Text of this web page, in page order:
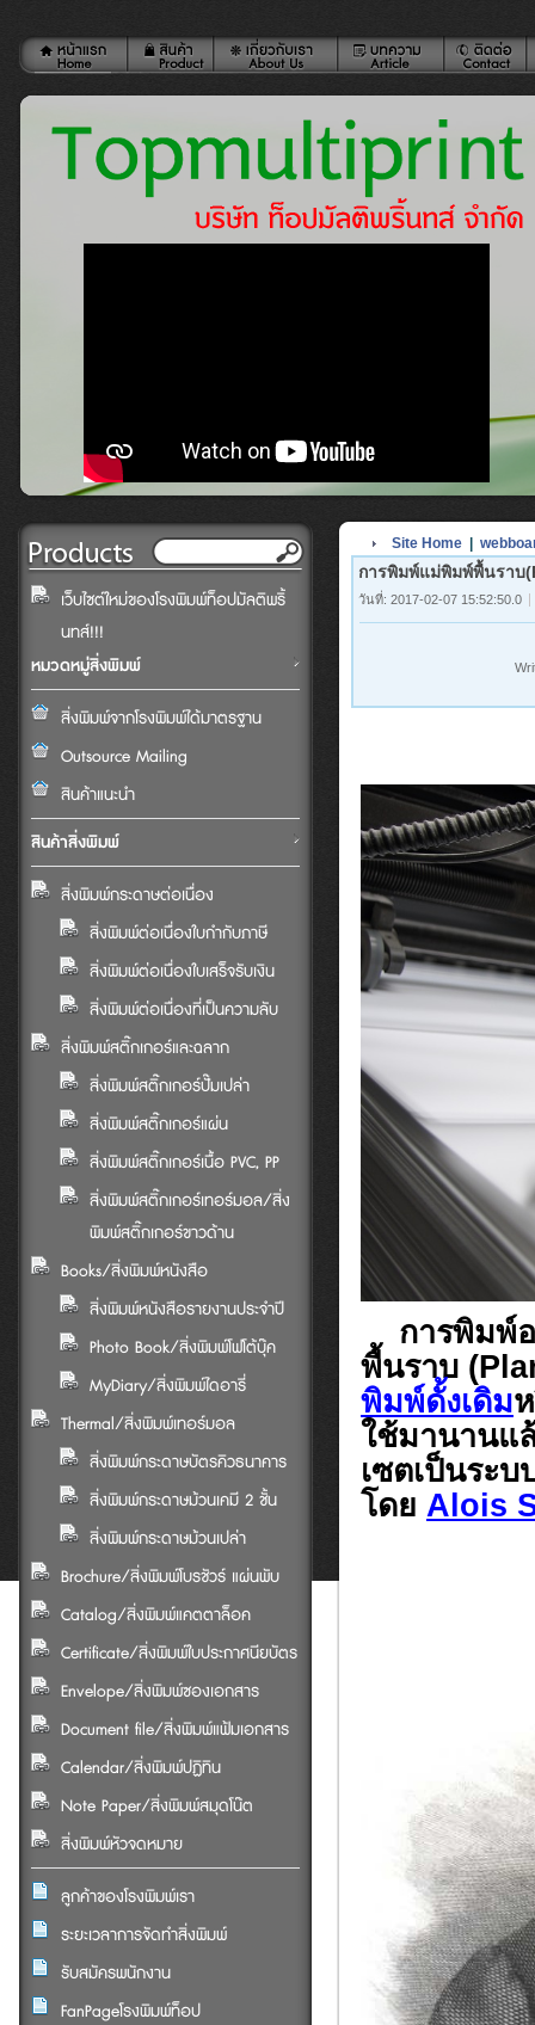
เว็บไซต์ใหม่ของโรงพิมพ์ท็อปมัลติพริ้
นทส์!!!
หมวดหมู่สิ่งพิมพ์
สิ่งพิมพ์จากโรงพิมพ์ได้มาตรฐาน
Outsource Mailing
สินค้าแนะนำ
สินค้าสิ่งพิมพ์
สิ่งพิมพ์กระดาษต่อเนื่อง
สิ่งพิมพ์ต่อเนื่องใบกำกับภาษี
สิ่งพิมพ์ต่อเนื่องใบเสร็จรับเงิน
สิ่งพิมพ์ต่อเนื่องที่เป็นความลับ
สิ่งพิมพ์สติ๊กเกอร์และฉลาก
สิ่งพิมพ์สติ๊กเกอร์ปั๊มเปล่า
สิ่งพิมพ์สติ๊กเกอร์แผ่น
สิ่งพิมพ์สติ๊กเกอร์เนื้อ PVC, PP
สิ่งพิมพ์สติ๊กเกอร์เทอร์มอล/สิ่ง
พิมพ์สติ๊กเกอร์ขาวด้าน
Books/สิ่งพิมพ์หนังสือ
สิ่งพิมพ์หนังสือรายงานประจำปี
Photo Book/สิ่งพิมพ์โฟโต้บุ๊ค
MyDiary/สิ่งพิมพ์ไดอารี่
Thermal/สิ่งพิมพ์เทอร์มอล
สิ่งพิมพ์กระดาษบัตรคิวธนาคาร
สิ่งพิมพ์กระดาษม้วนเคมี 2 ชั้น
สิ่งพิมพ์กระดาษม้วนเปล่า
Brochure/สิ่งพิมพ์โบรชัวร์ แผ่นพับ
Catalog/สิ่งพิมพ์แคตตาล็อค
Certificate/สิ่งพิมพ์ใบประกาศนียบัตร
Envelope/สิ่งพิมพ์ซองเอกสาร
Document file/สิ่งพิมพ์แฟ้มเอกสาร
Calendar/สิ่งพิมพ์ปฏิทิน
Note Paper/สิ่งพิมพ์สมุดโน๊ต
สิ่งพิมพ์หัวจดหมาย
ลูกค้าของโรงพิมพ์เรา
ระยะเวลาการจัดทำสิ่งพิมพ์
รับสมัครพนักงาน
FanPageโรงพิมพ์ท็อป
Site Home
การพิมพ์แม่พิมพ์พื้นราบ
วันที่: 2017-02-07 15:52:50.0
การพิมพ์อ
พื้นราบ
พิมพ์ดั้งเดิม
ใช้มานานแ
เซตเป็นระ
โดย Alois